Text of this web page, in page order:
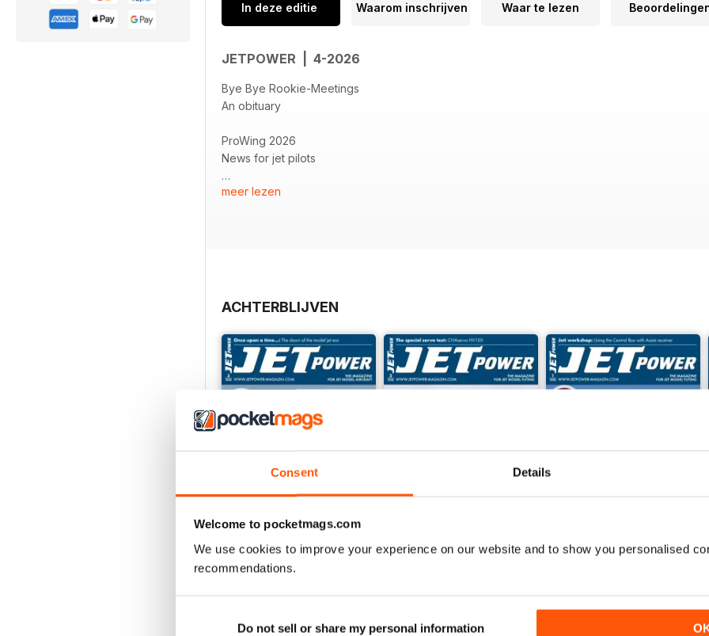
Consent Details
Welcome to pocketmags.com
We use cookies to improve your experience on our website and to show you personalised
recommendations.
Do not sell or share my personal information
In deze editie Waarom inschrijven Waar te lezen
JETPOWER | 4-2026
Bye Bye Rookie-Meetings
An obituary
ProWing 2026
News for jet pilots
Austrian Jet Rookie Meeting
Experience the Airbus A400M up close
Once upon a time …
Engines, resonance tubes, fuel pumps and much more
Philip Baum shows how it’s done
Lufttransportgeschwader 62
News from Wunstorf
meer lezen
ACHTERBLIJVEN
3-2026
Bekijk|In winkelwagen